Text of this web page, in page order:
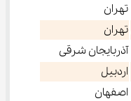
تهران
تهران
آذربایجان شرقی
اردبیل
اصفهان